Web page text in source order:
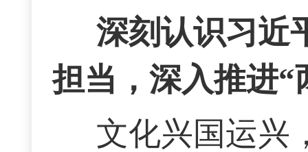
深刻认识习近
担当，深入推进“
文化兴国运兴